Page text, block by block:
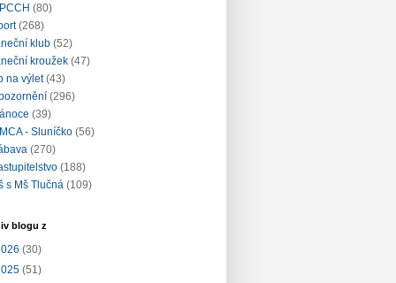
(80)
(268)
klub (52)
kroužek (47)
na výlet (43)
(296)
(39)
- Sluníčko (56)
(270)
(188)
s Mš Tlučná (109)
blogu z
(30)
(51)